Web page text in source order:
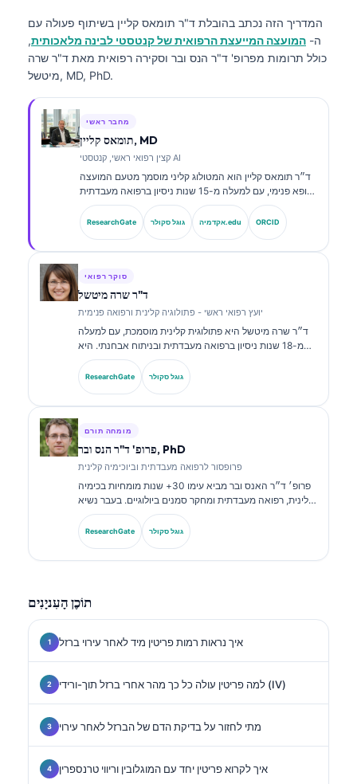
המדריך הזה נכתב בהובלת ד"ר תומאס קליין בשיתוף פעולה עם
ה- המועצה המייעצת הרפואית של קנטסטי לבינה מלאכותית,
כולל תרומות מפרופ' ד"ר הנס ובר וסקירה רפואית מאת ד"ר שרה
מיטשל, MD, PhD.
מחבר ראשי
תומאס קליין, MD
קצין רפואי ראשי, קנטסטי AI
ד״ר תומאס קליין הוא המטולוג קליני מוסמך מטעם המועצה
ורופא פנימי, עם למעלה מ-15 שנות ניסיון ברפואה מעבדתית
ובניתוח קליני בסיוע בינה מלאכותית. כמנהל הרפואה הראשי
ב-Kantesti AI, הוא מספק פיקוח קליני על הדיוק הרפואי של
רשת הנוירונים הקניינית. ד״ר קליין פרסם רבות בנושאי
ResearchGate גוגל סקולר אקדמיה.edu ORCID
סוקר רפואי
ד"ר שרה מיטשל
יועץ רפואי ראשי - פתולוגיה קלינית ורפואה פנימית
ד״ר שרה מיטשל היא פתולוגית קלינית מוסמכת, עם למעלה
מ-18 שנות ניסיון ברפואה מעבדתית ובניתוח אבחנתי. היא
מחזיקה בהסמכות התמחות בכימיה קלינית, ופרסמה רבות על
לוחות סמנים ביולוגיים וניתוח מעבדתי במסגרת פרקטיקה
ResearchGate גוגל סקולר
מומחה תורם
פרופ' ד"ר הנס ובר, PhD
פרופסור לרפואה מעבדתית וביוכימיה קלינית
פרופ׳ ד״ר האנס ובר מביא עימו 30+ שנות מומחיות בכימיה
קלינית, רפואה מעבדתית ומחקר סמנים ביולוגיים. בעבר נשיא
האגודה הגרמנית לכימיה קלינית, הוא מתמחה בניתוח לוחות
אבחנתיים, בסטנדרטיזציה של סמנים ביולוגיים וברפואה
ResearchGate גוגל סקולר
תוֹכֶן הָעִניָנִים
איך נראות רמות פריטין מיד לאחר עירוי ברזל
למה פריטין עולה כל כך מהר אחרי ברזל תוך-ורידי (IV)
מתי לחזור על בדיקת הדם של הברזל לאחר עירוי
איך לקרוא פריטין יחד עם המוגלובין וריווי טרנספרין